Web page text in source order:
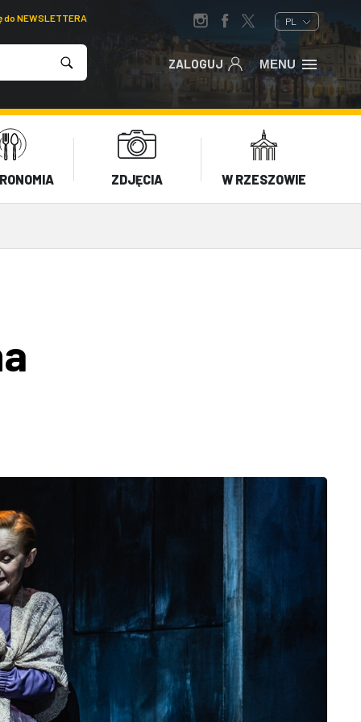
NEWSLETTERA PL
ZALOGUJ MENU
ZDJĘCIA W RZESZOWIE